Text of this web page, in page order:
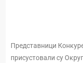
Представници
присустовали су